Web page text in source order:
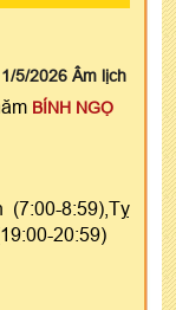
1/5/2026 Âm lịch
BÍNH NGỌ
(7:00-8:59),Tỵ
20:59)